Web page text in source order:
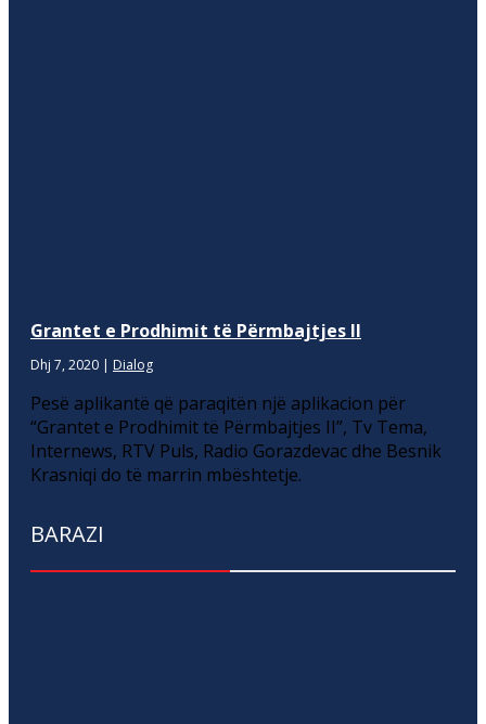
Grantet e Prodhimit të Përmbajtjes II
Dhj 7, 2020 | Dialog
Pesë aplikantë që paraqitën një aplikacion për
“Grantet e Prodhimit të Përmbajtjes II”, Tv Tema,
Internews, RTV Puls, Radio Gorazdevac dhe Besnik
Krasniqi do të marrin mbështetje.
BARAZI